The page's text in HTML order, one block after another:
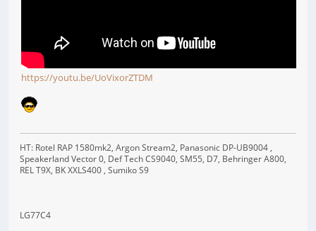
https://youtu.be/UoVixorZTDM
HT: Rotel RAP 1580mk2, Argon Stream2, Panasonic DP-UB9004 ,
Speakerland Vector 0, Def Tech CS9040, SM55, D7, Behringer A800,
REL T9X, BK XXLS400 , Sumiko S9
LG77C4